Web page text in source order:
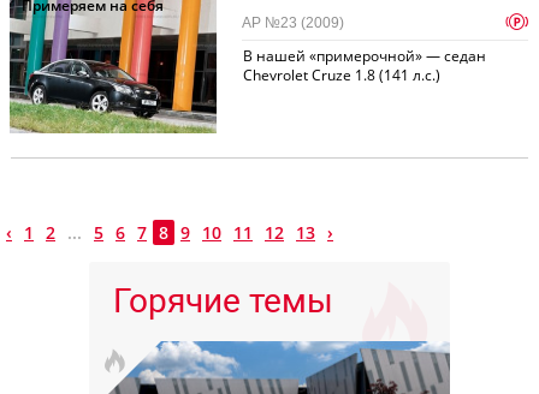
Примеряем на себя
В нашей «примерочной» — седан
Chevrolet Cruze 1.8 (141 л.с.)
АР №23 (2009) p
‹ 1 2 ... 5 6 7 8 9 10 11 12 13 ›
Горячие темы